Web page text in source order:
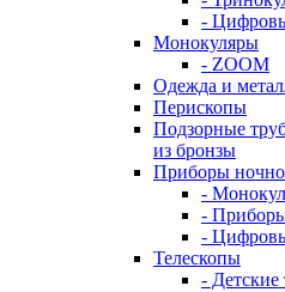
-
Монокуляры
- ZOOM
Одежда и
Перископы
Подзорные
из бронзы
Приборы
-
-
-
Телескопы
- Детские